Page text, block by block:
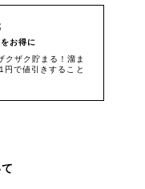
お得に
クザク貯まる！溜ま
で値引きすること